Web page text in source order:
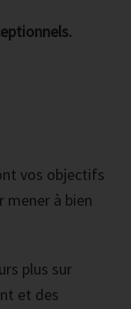
vos objectifs
mener à bien
plus sur
et des